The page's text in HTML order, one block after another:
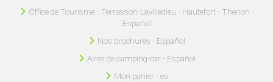
Office de Tourisme - Terrasson-Lavilledieu - Hautefort - Thenon -
Español
Nos brochures - Español
Aires de camping-car - Español
Mon panier - es